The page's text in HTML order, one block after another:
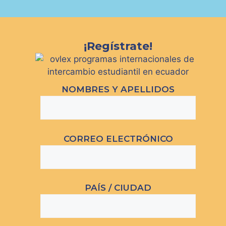
¡Regístrate!
NOMBRES Y APELLIDOS
CORREO ELECTRÓNICO
PAÍS / CIUDAD